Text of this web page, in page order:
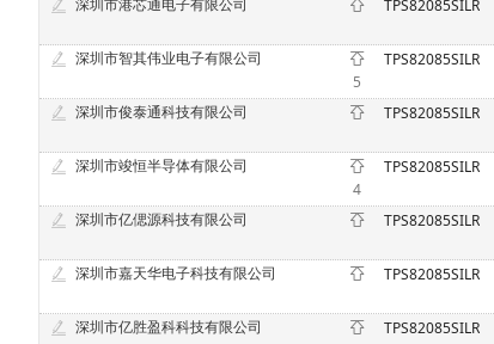
深圳市港芯通电子有限公司 TPS82085SILR
深圳市智其伟业电子有限公司
5
TPS82085SILR
深圳市俊泰通科技有限公司 TPS82085SILR
深圳市竣恒半导体有限公司
4
TPS82085SILR
深圳市亿偲源科技有限公司 TPS82085SILR
深圳市嘉天华电子科技有限公司 TPS82085SILR
深圳市亿胜盈科科技有限公司 TPS82085SILR